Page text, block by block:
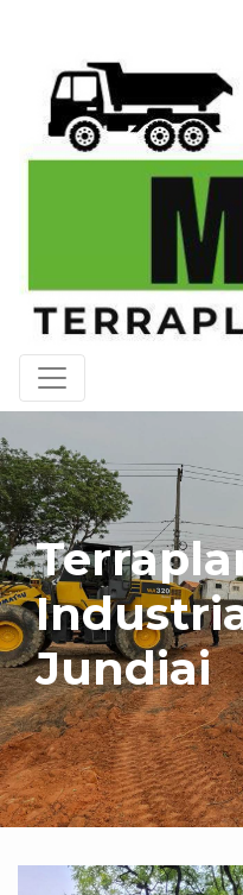
Jundiai